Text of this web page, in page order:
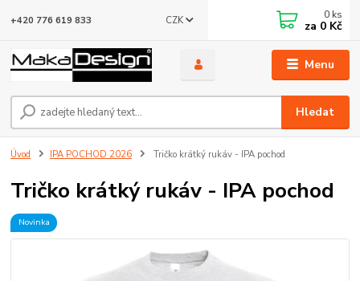
Menu
CZK
Hledat
+420 776 619 833 0 ks
za 0 Kč
Úvod IPA POCHOD 2026 Tričko krátký rukáv - IPA pochod
Tričko krátký rukáv - IPA pochod
Novinka